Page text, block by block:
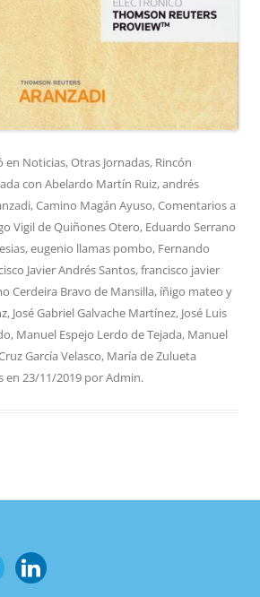
en Noticias,Otras Jornadas, Rincón
con Abelardo Martín Ruiz,andrés
,Camino Magán Ayuso,Comentarios a
Vigil de Quiñones Otero, Eduardo Serrano
,eugenio llamas pombo, Fernando
Javier Andrés Santos,francisco javier
Cerdeira Bravo de Mansilla, íñigo mateo y
, José Gabriel Galvache Martínez, José Luis
, Manuel Espejo Lerdo de Tejada, Manuel
García Velasco, María de Zulueta
en 23/11/2019 porAdmin.